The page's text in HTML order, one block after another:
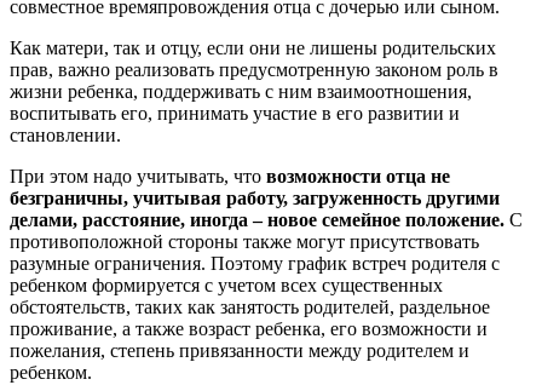
совместное времяпровождения отца с дочерью или сыном.
Как матери, так и отцу, если они не лишены родительских
прав, важно реализовать предусмотренную законом роль в
жизни ребенка, поддерживать с ним взаимоотношения,
воспитывать его, принимать участие в его развитии и
становлении.
При этом надо учитывать, что возможности отца не
безграничны, учитывая работу, загруженность другими
делами, расстояние, иногда – новое семейное положение. С
противоположной стороны также могут присутствовать
разумные ограничения. Поэтому график встреч родителя с
ребенком формируется с учетом всех существенных
обстоятельств, таких как занятость родителей, раздельное
проживание, а также возраст ребенка, его возможности и
пожелания, степень привязанности между родителем и
ребенком.